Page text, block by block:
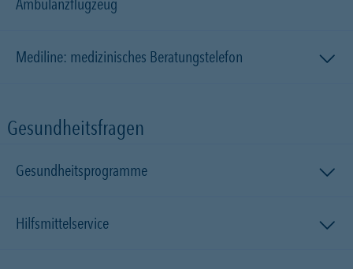
Ambulanzflugzeug
Mediline: medizinisches Beratungstelefon
Gesundheitsfragen
Gesundheitsprogramme
Hilfsmittelservice